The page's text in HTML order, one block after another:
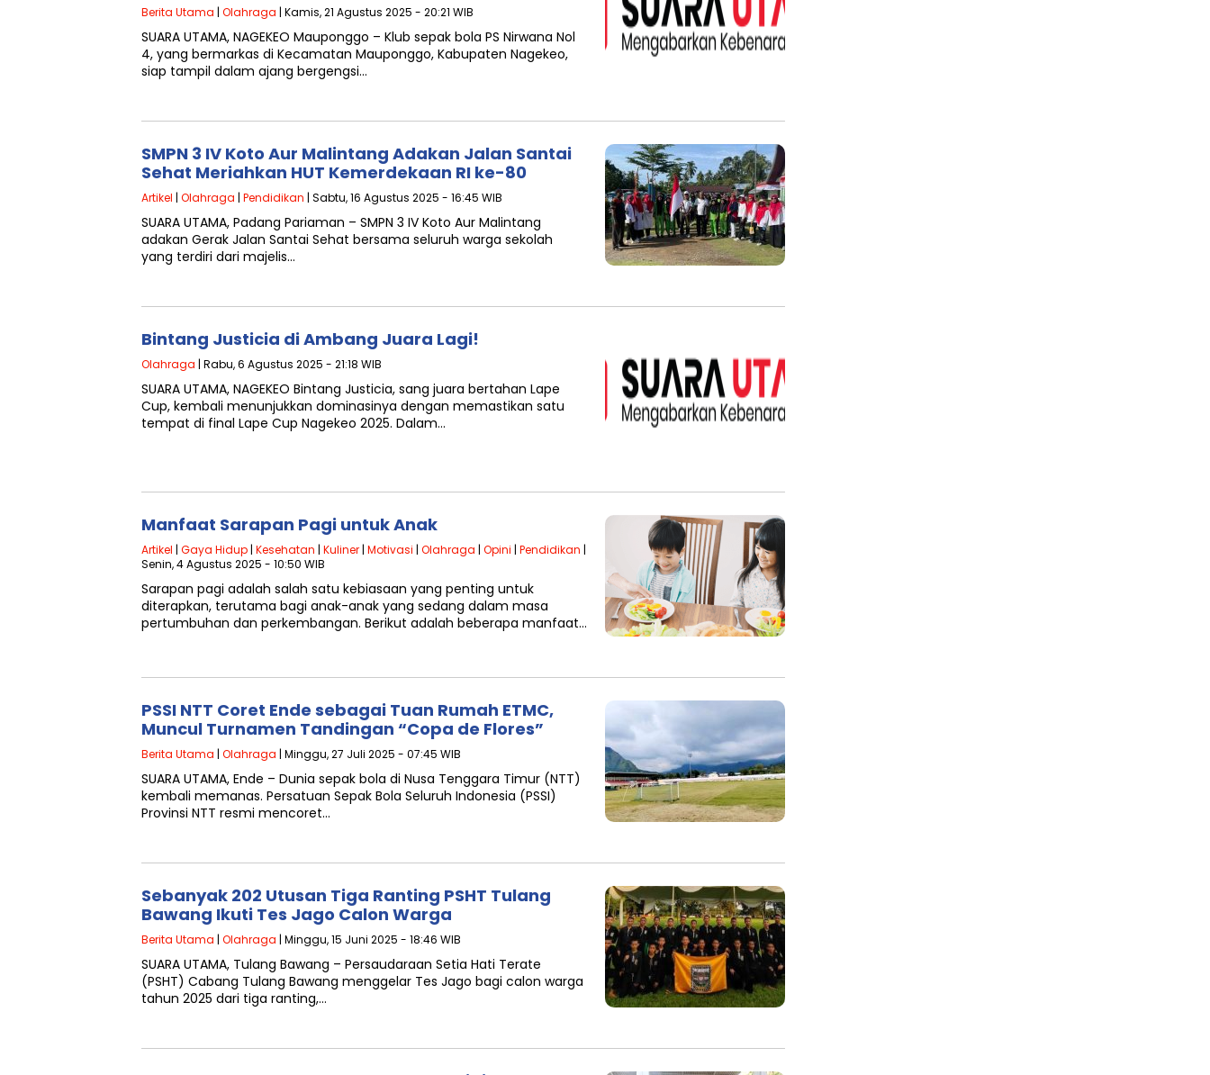
Berita Utama | Olahraga | Kamis, 21 Agustus 2025 - 20:21 WIB
SUARA UTAMA, NAGEKEO Mauponggo – Klub sepak bola PS Nirwana Nol
4, yang bermarkas di Kecamatan Mauponggo, Kabupaten Nagekeo,
siap tampil dalam ajang bergengsi…
SMPN 3 IV Koto Aur Malintang Adakan Jalan Santai
Sehat Meriahkan HUT Kemerdekaan RI ke-80
Artikel | Olahraga | Pendidikan | Sabtu, 16 Agustus 2025 - 16:45 WIB
SUARA UTAMA, Padang Pariaman – SMPN 3 IV Koto Aur Malintang
adakan Gerak Jalan Santai Sehat bersama seluruh warga sekolah
yang terdiri dari majelis…
Bintang Justicia di Ambang Juara Lagi!
Olahraga | Rabu, 6 Agustus 2025 - 21:18 WIB
SUARA UTAMA, NAGEKEO Bintang Justicia, sang juara bertahan Lape
Cup, kembali menunjukkan dominasinya dengan memastikan satu
tempat di final Lape Cup Nagekeo 2025. Dalam…
Manfaat Sarapan Pagi untuk Anak
Artikel | Gaya Hidup | Kesehatan | Kuliner | Motivasi | Olahraga | Opini | Pendidikan |
Senin, 4 Agustus 2025 - 10:50 WIB
Sarapan pagi adalah salah satu kebiasaan yang penting untuk
diterapkan, terutama bagi anak-anak yang sedang dalam masa
pertumbuhan dan perkembangan. Berikut adalah beberapa manfaat…
PSSI NTT Coret Ende sebagai Tuan Rumah ETMC,
Muncul Turnamen Tandingan “Copa de Flores”
Berita Utama | Olahraga | Minggu, 27 Juli 2025 - 07:45 WIB
SUARA UTAMA, Ende – Dunia sepak bola di Nusa Tenggara Timur (NTT)
kembali memanas. Persatuan Sepak Bola Seluruh Indonesia (PSSI)
Provinsi NTT resmi mencoret…
Sebanyak 202 Utusan Tiga Ranting PSHT Tulang
Bawang Ikuti Tes Jago Calon Warga
Berita Utama | Olahraga | Minggu, 15 Juni 2025 - 18:46 WIB
SUARA UTAMA, Tulang Bawang – Persaudaraan Setia Hati Terate
(PSHT) Cabang Tulang Bawang menggelar Tes Jago bagi calon warga
tahun 2025 dari tiga ranting,…